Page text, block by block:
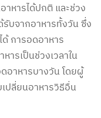
หารได้ปกติ และช่วง
บจากอาหารทั้งวัน ซึ่ง
การอดอาหาร
ารเป็นช่วงเวลาใน
อาหารบางวัน โดยผู้
ปลี่ยนอาหารวิธีอื่น